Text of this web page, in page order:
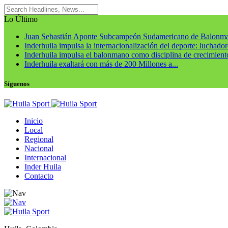
Lo Último
Juan Sebastián Aponte Subcampeón Sudamericano de
Inderhuila impulsa la internacionalización del deporte:
Inderhuila impulsa el balonmano como disciplina de
Inderhuila exaltará con más de 200 Millones a...
Síguenos
Inicio
Local
Regional
Nacional
Internacional
Inder Huila
Contacto